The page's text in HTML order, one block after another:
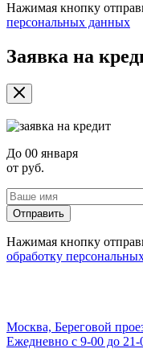
Нажимая кнопку
персональных данных
Заявка на
До 00 января
от руб.
Отправить
Нажимая кнопку
обработку
Москва, Береговой
Ежедневно с 9-00 до 21-